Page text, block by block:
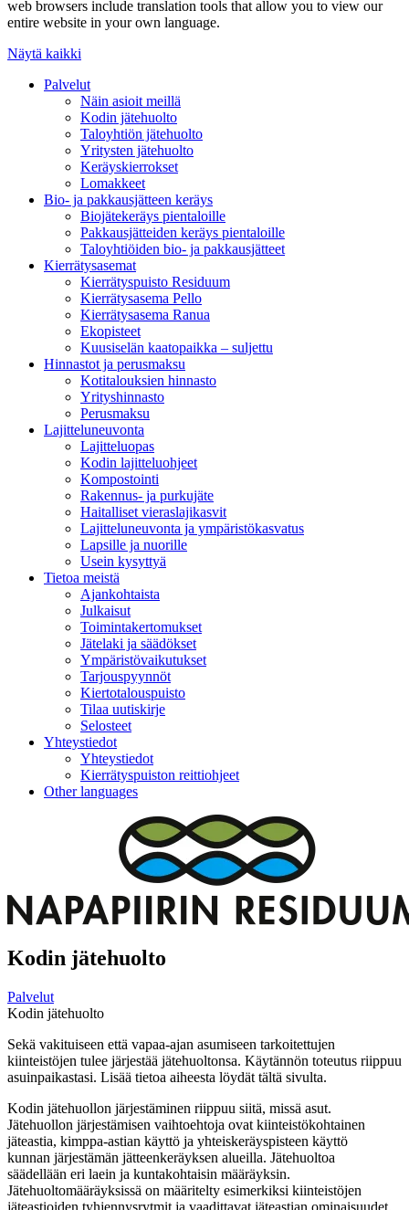
web browsers include translation tools that allow you to view our
entire website in your own language.
Näytä kaikki
Palvelut
Näin asioit meillä
Kodin jätehuolto
Taloyhtiön jätehuolto
Yritysten jätehuolto
Keräyskierrokset
Lomakkeet
Bio- ja pakkausjätteen keräys
Biojätekeräys pientaloille
Pakkausjätteiden keräys pientaloille
Taloyhtiöiden bio- ja pakkausjätteet
Kierrätysasemat
Kierrätyspuisto Residuum
Kierrätysasema Pello
Kierrätysasema Ranua
Ekopisteet
Kuusiselän kaatopaikka – suljettu
Hinnastot ja perusmaksu
Kotitalouksien hinnasto
Yrityshinnasto
Perusmaksu
Lajitteluneuvonta
Lajitteluopas
Kodin lajitteluohjeet
Kompostointi
Rakennus- ja purkujäte
Haitalliset vieraslajikasvit
Lajitteluneuvonta ja ympäristökasvatus
Lapsille ja nuorille
Usein kysyttyä
Tietoa meistä
Ajankohtaista
Julkaisut
Toimintakertomukset
Jätelaki ja säädökset
Ympäristövaikutukset
Tarjouspyynnöt
Kiertotalouspuisto
Tilaa uutiskirje
Selosteet
Yhteystiedot
Yhteystiedot
Kierrätyspuiston reittiohjeet
Other languages
Kodin jätehuolto
Palvelut
Kodin jätehuolto
Sekä vakituiseen että vapaa-ajan asumiseen tarkoitettujen
kiinteistöjen tulee järjestää jätehuoltonsa. Käytännön toteutus riippuu
asuinpaikastasi. Lisää tietoa aiheesta löydät tältä sivulta.
Kodin jätehuollon järjestäminen riippuu siitä, missä asut.
Jätehuollon järjestämisen vaihtoehtoja ovat kiinteistökohtainen
jäteastia, kimppa-astian käyttö ja yhteiskeräyspisteen käyttö
kunnan järjestämän jätteenkeräyksen alueilla. Jätehuoltoa
säädellään eri laein ja kuntakohtaisin määräyksin.
Jätehuoltomääräyksissä on määritelty esimerkiksi kiinteistöjen